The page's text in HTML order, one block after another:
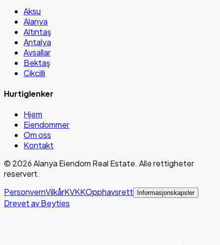
Aksu
Alanya
Altıntaş
Antalya
Avsallar
Bektaş
Cikcilli
Hurtiglenker
Hjem
Eiendommer
Om oss
Kontakt
© 2026Alanya Eiendom Real Estate. Alle rettigheter
reservert.
PersonvernVilkårKVKKOpphavsrett Informasjonskapsler
Drevet av Beyties